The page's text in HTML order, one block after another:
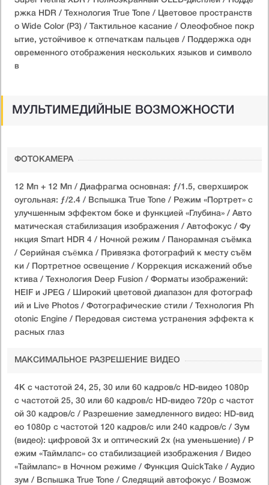
ржка HDR / Технология True Tone / Цветовое пространств
о Wide Color (P3) / Тактильное касание / Олеофобное покр
ытие, устойчивое к отпечаткам пальцев / Поддержка одн
овременного отображения нескольких языков и символо
в
МУЛЬТИМЕДИЙНЫЕ ВОЗМОЖНОСТИ
ФОТОКАМЕРА
12 Мп + 12 Мп / Диафрагма основная: ƒ/1.5, сверхширок
о­угольная: ƒ/2.4 / Вспышка True Tone / Режим «Портрет» с
улучшенным эффектом боке и функцией «Глубина» / Авто
матическая стабилизация изображения / Автофокус / Фу
нкция Smart HDR 4 / Ночной режим / Панорамная съёмка
/ Серийная съëмка / Привязка фотографий к месту съём
ки / Портретное освещение / Коррекция искажений объе
ктива / Технология Deep Fusion / Форматы изображений:
HEIF и JPEG / Широкий цветовой диапазон для фотограф
ий и Live Photos / Фотографические стили / Технология Ph
otonic Engine / Передовая система устранения эффекта к
расных глаз
МАКСИМАЛЬНОЕ РАЗРЕШЕНИЕ ВИДЕО
4K с частотой 24, 25, 30 или 60 кадров/ с HD-видео 1080p
с частотой 25, 30 или 60 кадров/ с HD-видео 720p с частот
ой 30 кадров/ с / Разрешение замедленного видео: HD-вид
ео 1080р c частотой 120 кадров/ с или 240 кадров/ с / Зум
(видео): цифровой 3х и оптический 2x (на уменьшение) / Р
ежим «Таймлапс» со стабилизацией изображения / Видео
«Таймлапс» в Ночном режиме / Функция QuickTake / Аудио
зум / Вспышка True Tone / Следящий автофокус / Возмож